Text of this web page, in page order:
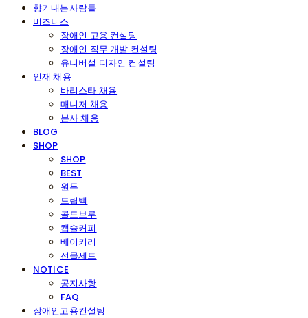
향기내는사람들
비즈니스
장애인 고용 컨설팅
장애인 직무 개발 컨설팅
유니버설 디자인 컨설팅
인재 채용
바리스타 채용
매니저 채용
본사 채용
BLOG
SHOP
SHOP
BEST
원두
드립백
콜드브루
캡슐커피
베이커리
선물세트
NOTICE
공지사항
FAQ
장애인고용컨설팅